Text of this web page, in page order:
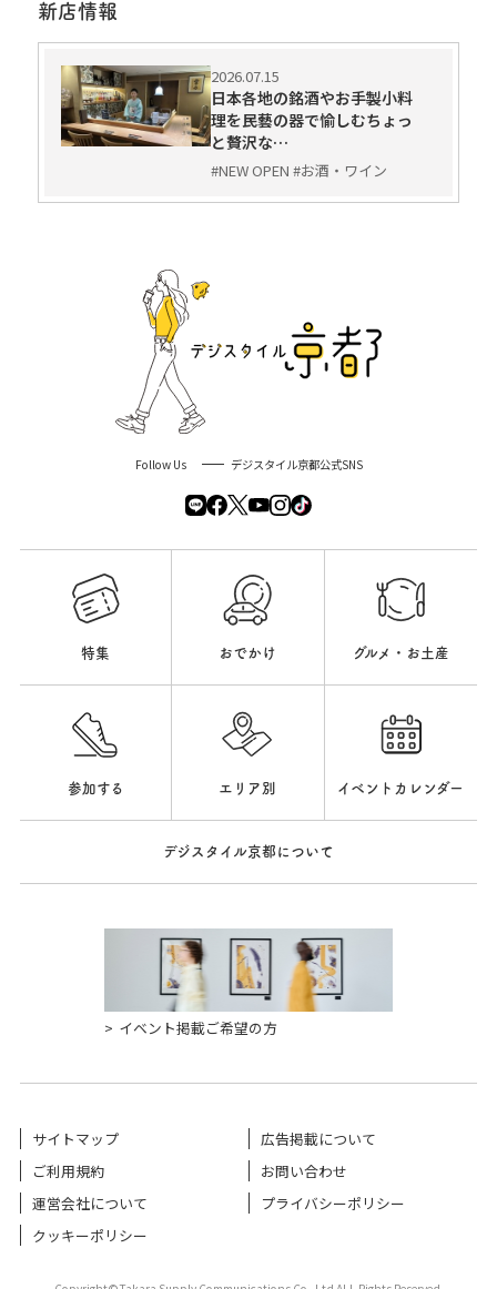
新店情報
2026.07.15
日本各地の銘酒やお手製小料
理を民藝の器で愉しむちょっ
と贅沢な…
#NEW OPEN #お酒・ワイン
Follow Us デジスタイル京都公式SNS
特集 おでかけ グルメ・お土産
参加する エリア別 イベントカレンダー
デジスタイル京都について
イベント掲載ご希望の方
サイトマップ
広告掲載について
ご利用規約
お問い合わせ
運営会社について
プライバシーポリシー
クッキーポリシー